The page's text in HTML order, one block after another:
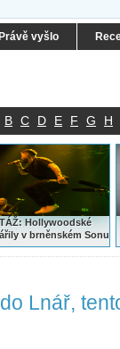
Právě vyšlo
B C D E F G H
Hollywoodské
v brněnském Sonu
Lnář,